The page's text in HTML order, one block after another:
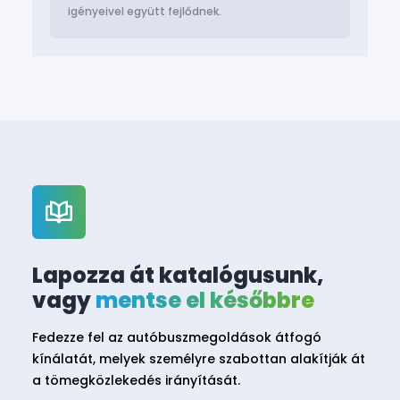
igényeivel együtt fejlődnek.
Lapozza át katalógusunk,
vagymentse el későbbre
Fedezze fel az autóbuszmegoldások átfogó
kínálatát, melyek személyre szabottan alakítják át
a tömegközlekedés irányítását.